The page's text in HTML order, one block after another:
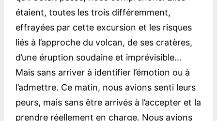
étaient, toutes les trois différemment,
effrayées par cette excursion et les risques
liés à l’approche du volcan, de ses cratères,
d’une éruption soudaine et imprévisible…
Mais sans arriver à identifier l’émotion ou à
l’admettre. Ce matin, nous avions senti leurs
peurs, mais sans être arrivés à l’accepter et la
prendre réellement en charge. Nous avions